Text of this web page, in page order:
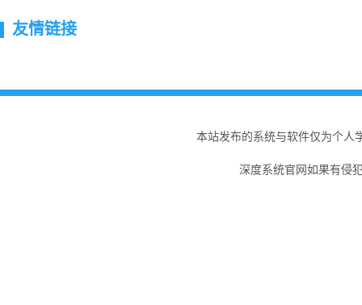
友情链接
本站发布的系统与软件仅为个人
深度系统官网如果有侵